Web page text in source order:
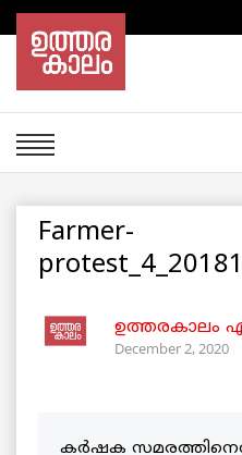
Farmer-
ഉത്തരകാലം
December 2, 2020
കർഷക